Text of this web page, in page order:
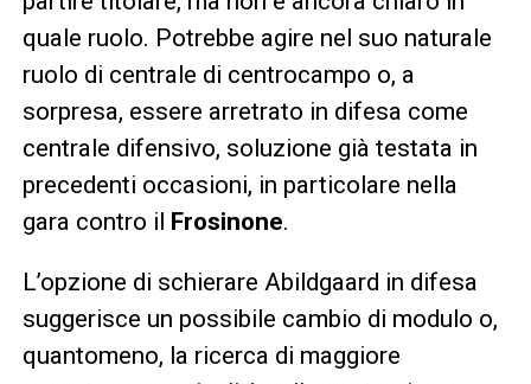
quale ruolo. Potrebbe agire nel suo naturale
ruolo di centrale di centrocampo o, a
sorpresa, essere arretrato in difesa come
centrale difensivo, soluzione già testata in
precedenti occasioni, in particolare nella
gara contro il Frosinone.
L’opzione di schierare Abildgaard in difesa
suggerisce un possibile cambio di modulo o,
quantomeno, la ricerca di maggiore